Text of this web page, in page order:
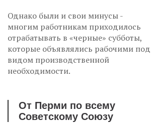
Однако были и свои минусы -
многим работникам приходилось
отрабатывать в «черные» субботы,
которые объявлялись рабочими под
видом производственной
необходимости.
От Перми по всему
Советскому Союзу